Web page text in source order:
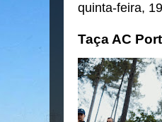
quinta-feira,
Taça AC